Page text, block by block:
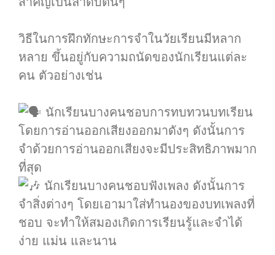
วิธีในการฝึกทักษะการจำในวัยเรียนมีหลาก
หลาย ขึ้นอยู่กับความถนัดของนักเรียนแต่ละ
คน ตัวอย่างเช่น
นักเรียนบางคนชอบการทบทวนบทเรียน
โดยการอ่านออกเสียงออกมาดังๆ ดังนั้นการ
จำด้วยการอ่านออกเสียงจะมีประสิทธิภาพมาก
ที่สุด
นักเรียนบางคนชอบฟังเพลง ดังนั้นการ
จำสิ่งต่างๆ โดยเอามาใส่ทำนองของบทเพลงที่
ชอบ จะทำให้สมองเกิดการเรียนรู้และจำได้
ง่าย แม่น และนาน